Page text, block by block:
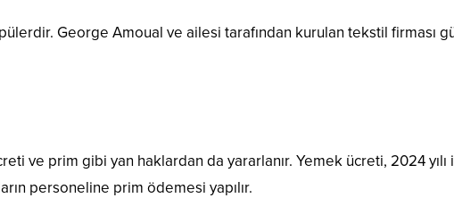
George Amoual ve ailesi tarafından kurulan tekstil firması
ve prim gibi yan haklardan da yararlanır. Yemek ücreti, 2024 yılı
personeline prim ödemesi yapılır.